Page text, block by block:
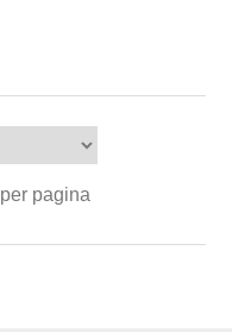
per pagina